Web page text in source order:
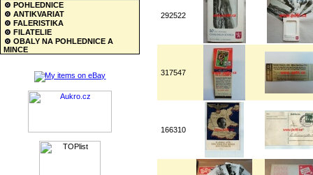
POHLEDNICE
ANTIKVARIAT
FALERISTIKA
FILATELIE
OBALY NA POHLEDNICE A
MINCE
292522
317547
166310